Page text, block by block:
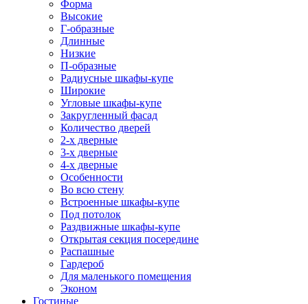
Форма
Высокие
Г-образные
Длинные
Низкие
П-образные
Радиусные шкафы-купе
Широкие
Угловые шкафы-купе
Закругленный фасад
Количество дверей
2-х дверные
3-х дверные
4-х дверные
Особенности
Во всю стену
Встроенные шкафы-купе
Под потолок
Раздвижные шкафы-купе
Открытая секция посередине
Распашные
Гардероб
Для маленького помещения
Эконом
Гостиные